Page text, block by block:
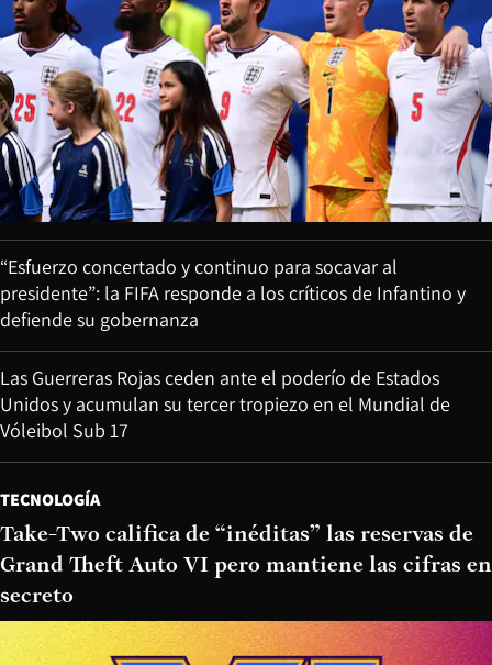
“Esfuerzo concertado y continuo para socavar al
presidente”: la FIFA responde a los críticos de Infantino y
defiende su gobernanza
Las Guerreras Rojas ceden ante el poderío de Estados
Unidos y acumulan su tercer tropiezo en el Mundial de
Vóleibol Sub 17
TECNOLOGÍA
Take-Two califica de “inéditas” las reservas de
Grand Theft Auto VI pero mantiene las cifras en
secreto